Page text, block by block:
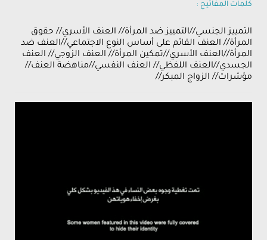
كلمات المفاتيح :
التمييز الجنسي//التمييز ضد المرأة// العنف الأسري// حقوق
المرأة// العنف القائم على أساس النوع الاجتماعي//العنف ضد
المرأة//العنف الأسري//تمكين المرأة// العنف الزوجي// العنف
الجسدي//العنف اللفظي// العنف النفسي//مناهضة العنف//
مؤشرات// الزواج المبكر//